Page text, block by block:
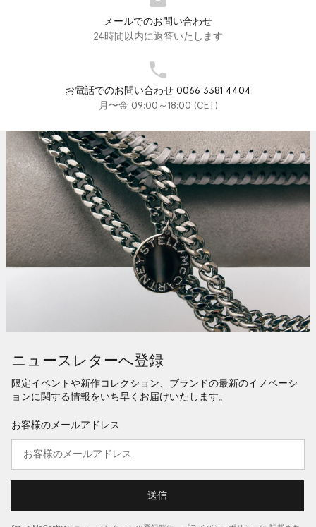
メールでのお問い合わせ
24時間以内に返答いたします
お電話でのお問い合わせ 0066 3381 4404
月〜金 09:00～18:00 (CET)
ニュースレターへ登録
限定イベントや新作コレクション、ブランドの最新のイノベーシ
ョンに関する情報をいち早くお届けいたします。
お客様のメールアドレス
送信